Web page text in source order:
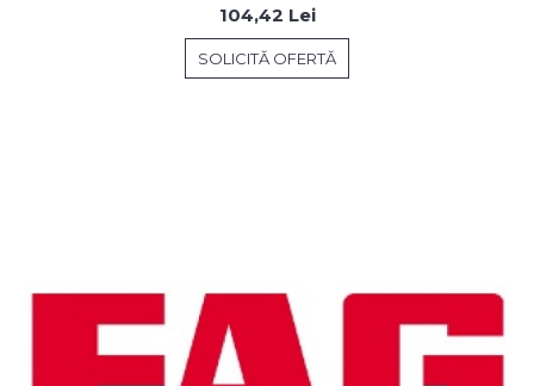
104,42 Lei
SOLICITĂ OFERTĂ